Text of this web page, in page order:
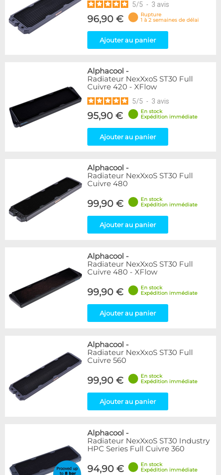
5/5 - 3 avis
96,90 €
Rupture
1 à 2 semaines de délai
Ajouter au panier
Alphacool -
Radiateur NexXxoS ST30 Full
Cuivre 420 - XFlow
5/5 - 3 avis
95,90 €
En stock
Expédition immédiate
Ajouter au panier
Alphacool -
Radiateur NexXxoS ST30 Full
Cuivre 480
99,90 €
En stock
Expédition immédiate
Ajouter au panier
Alphacool -
Radiateur NexXxoS ST30 Full
Cuivre 480 - XFlow
99,90 €
En stock
Expédition immédiate
Ajouter au panier
Alphacool -
Radiateur NexXxoS ST30 Full
Cuivre 560
99,90 €
En stock
Expédition immédiate
Ajouter au panier
Alphacool -
Radiateur NexXxoS ST30 Industry
HPC Series Full Cuivre 360
94,90 €
En stock
Expédition immédiate